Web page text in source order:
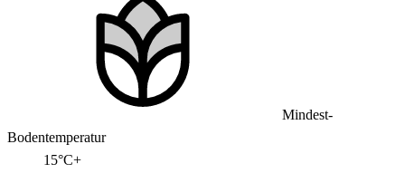
Mindest-
Bodentemperatur
15°C+